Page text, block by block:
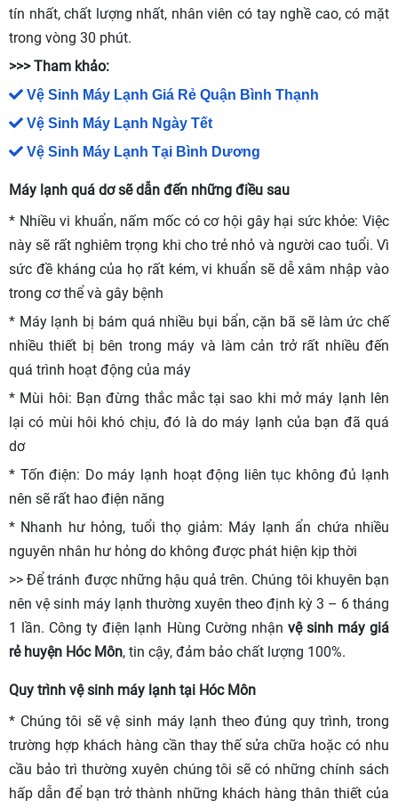
tín nhất, chất lượng nhất, nhân viên có tay nghề cao, có mặt
trong vòng 30 phút.
>>> Tham khảo:
Vệ Sinh Máy Lạnh Giá Rẻ Quận Bình Thạnh
Vệ Sinh Máy Lạnh Ngày Tết
Vệ Sinh Máy Lạnh Tại Bình Dương
Máy lạnh quá dơ sẽ dẫn đến những điều sau
* Nhiều vi khuẩn, nấm mốc có cơ hội gây hại sức khỏe: Việc
này sẽ rất nghiêm trọng khi cho trẻ nhỏ và người cao tuổi. Vì
sức đề kháng của họ rất kém, vi khuẩn sẽ dễ xâm nhập vào
trong cơ thể và gây bệnh
* Máy lạnh bị bám quá nhiều bụi bẩn, cặn bã sẽ làm ức chế
nhiều thiết bị bên trong máy và làm cản trở rất nhiều đến
quá trình hoạt động của máy
* Mùi hôi: Bạn đừng thắc mắc tại sao khi mở máy lạnh lên
lại có mùi hôi khó chịu, đó là do máy lạnh của bạn đã quá
dơ
* Tốn điện: Do máy lạnh hoạt động liên tục không đủ lạnh
nên sẽ rất hao điện năng
* Nhanh hư hỏng, tuổi thọ giảm: Máy lạnh ẩn chứa nhiều
nguyên nhân hư hỏng do không được phát hiện kịp thời
>> Để tránh được những hậu quả trên. Chúng tôi khuyên bạn
nên vệ sinh máy lạnh thường xuyên theo định kỳ 3 – 6 tháng
1 lần. Công ty điện lạnh Hùng Cường nhận vệ sinh máy giá
rẻ huyện Hóc Môn, tin cậy, đảm bảo chất lượng 100%.
Quy trình vệ sinh máy lạnh tại Hóc Môn
* Chúng tôi sẽ vệ sinh máy lạnh theo đúng quy trình, trong
trường hợp khách hàng cần thay thế sửa chữa hoặc có nhu
cầu bảo trì thường xuyên chúng tôi sẽ có những chính sách
hấp dẫn để bạn trở thành những khách hàng thân thiết của